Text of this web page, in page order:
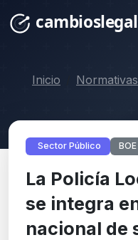
Inicio Normativas
Sector Público BOE
La Policía
se integra
nacional de